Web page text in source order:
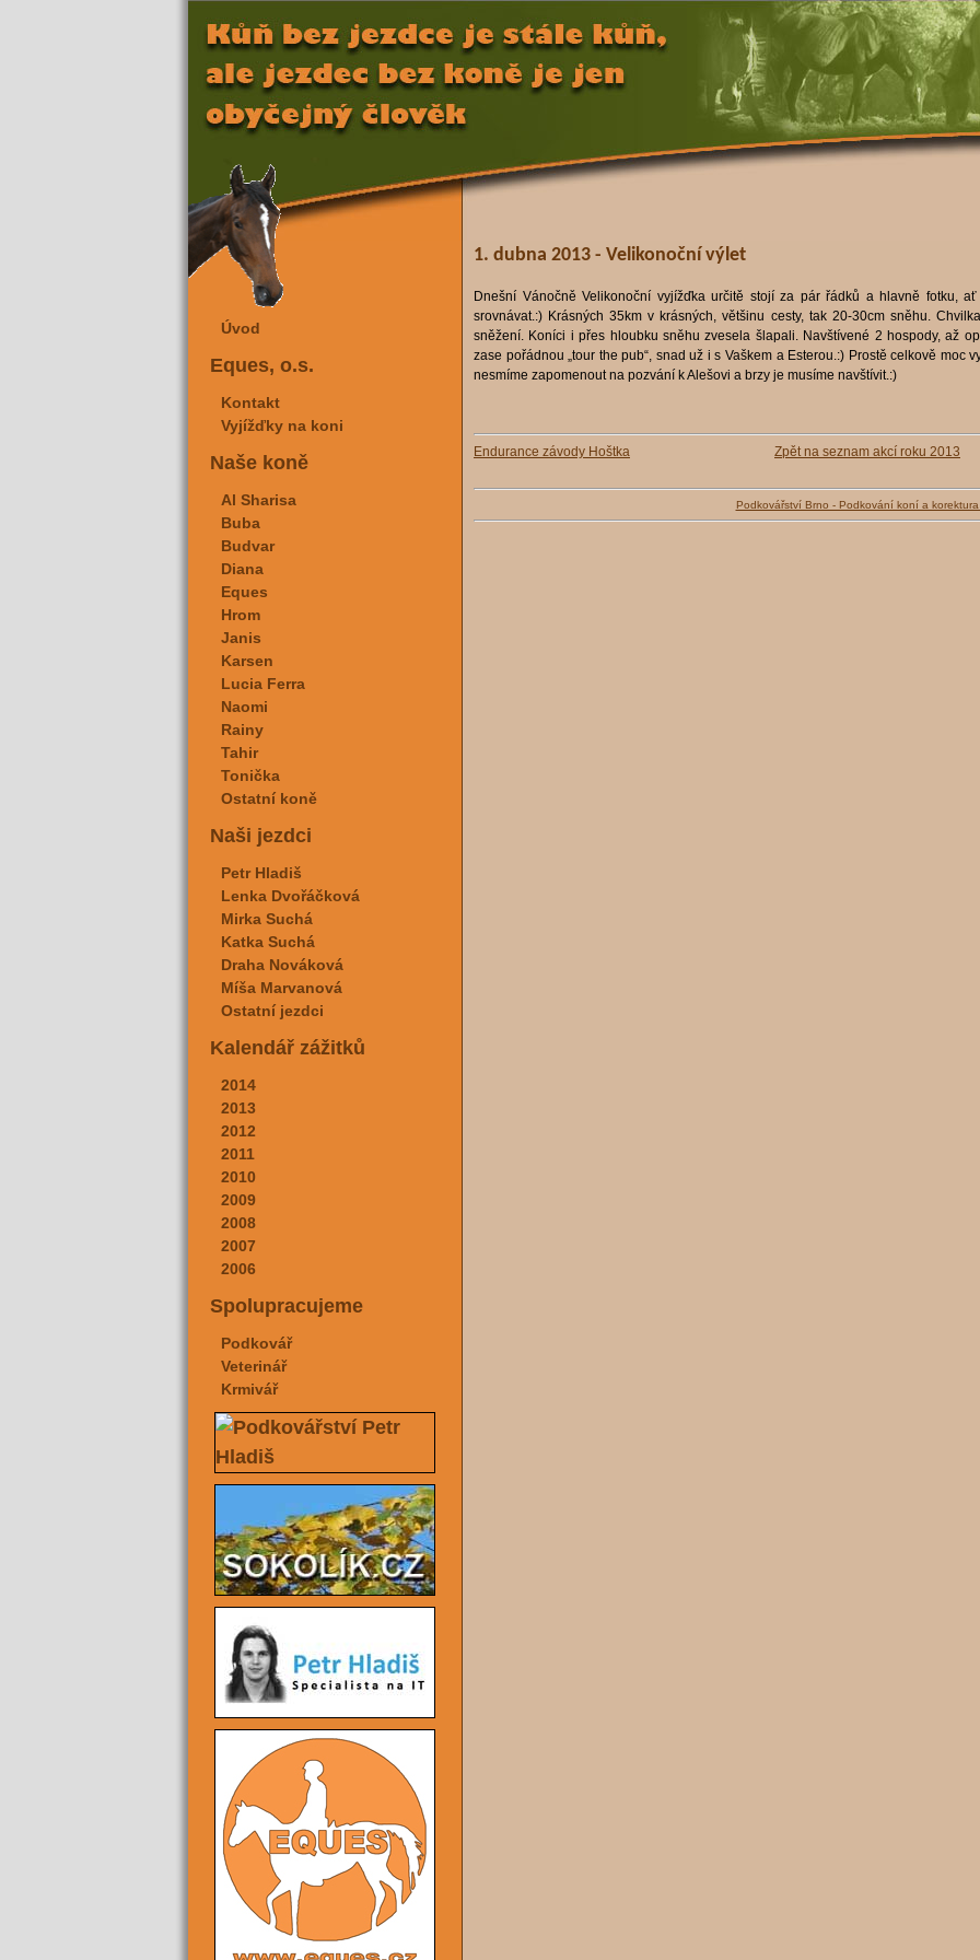
Úvod
Eques, o.s.
Kontakt
Vyjížďky na koni
Naše koně
Al Sharisa
Buba
Budvar
Diana
Eques
Hrom
Janis
Karsen
Lucia Ferra
Naomi
Rainy
Tahir
Tonička
Ostatní koně
Naši jezdci
Petr Hladiš
Lenka Dvořáčková
Mirka Suchá
Katka Suchá
Draha Nováková
Míša Marvanová
Ostatní jezdci
Kalendář zážitků
2014
2013
2012
2011
2010
2009
2008
2007
2006
Spolupracujeme
Podkovář
Veterinář
Krmivář
1. dubna 2013 - Velikonoční výlet
Dnešní Vánočně Velikonoční vyjížďka určitě stojí za pár řádků a hlavně fotku,
srovnávat.:) Krásných 35km v krásných, většinu cesty, tak 20-30cm sněhu.
sněžení. Koníci i přes hloubku sněhu zvesela šlapali. Navštívené 2 hospody, až
zase pořádnou „tour the pub“, snad už i s Vaškem a Esterou.:) Prostě celkově moc
nesmíme zapomenout na pozvání k Alešovi a brzy je musíme navštívit.:)
Endurance závody Hoštka Zpět na seznam akcí roku 2013
Podkovářství Brno - Podkování koní a